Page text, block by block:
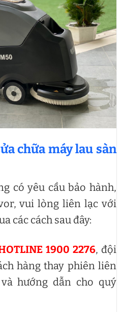
chữa máy lau sàn
có yêu cầu bảo hành,
vui lòng liên lạc với
các cách sau đây:
1900 2276, đội
hàng thay phiên liên
hướng dẫn cho quý